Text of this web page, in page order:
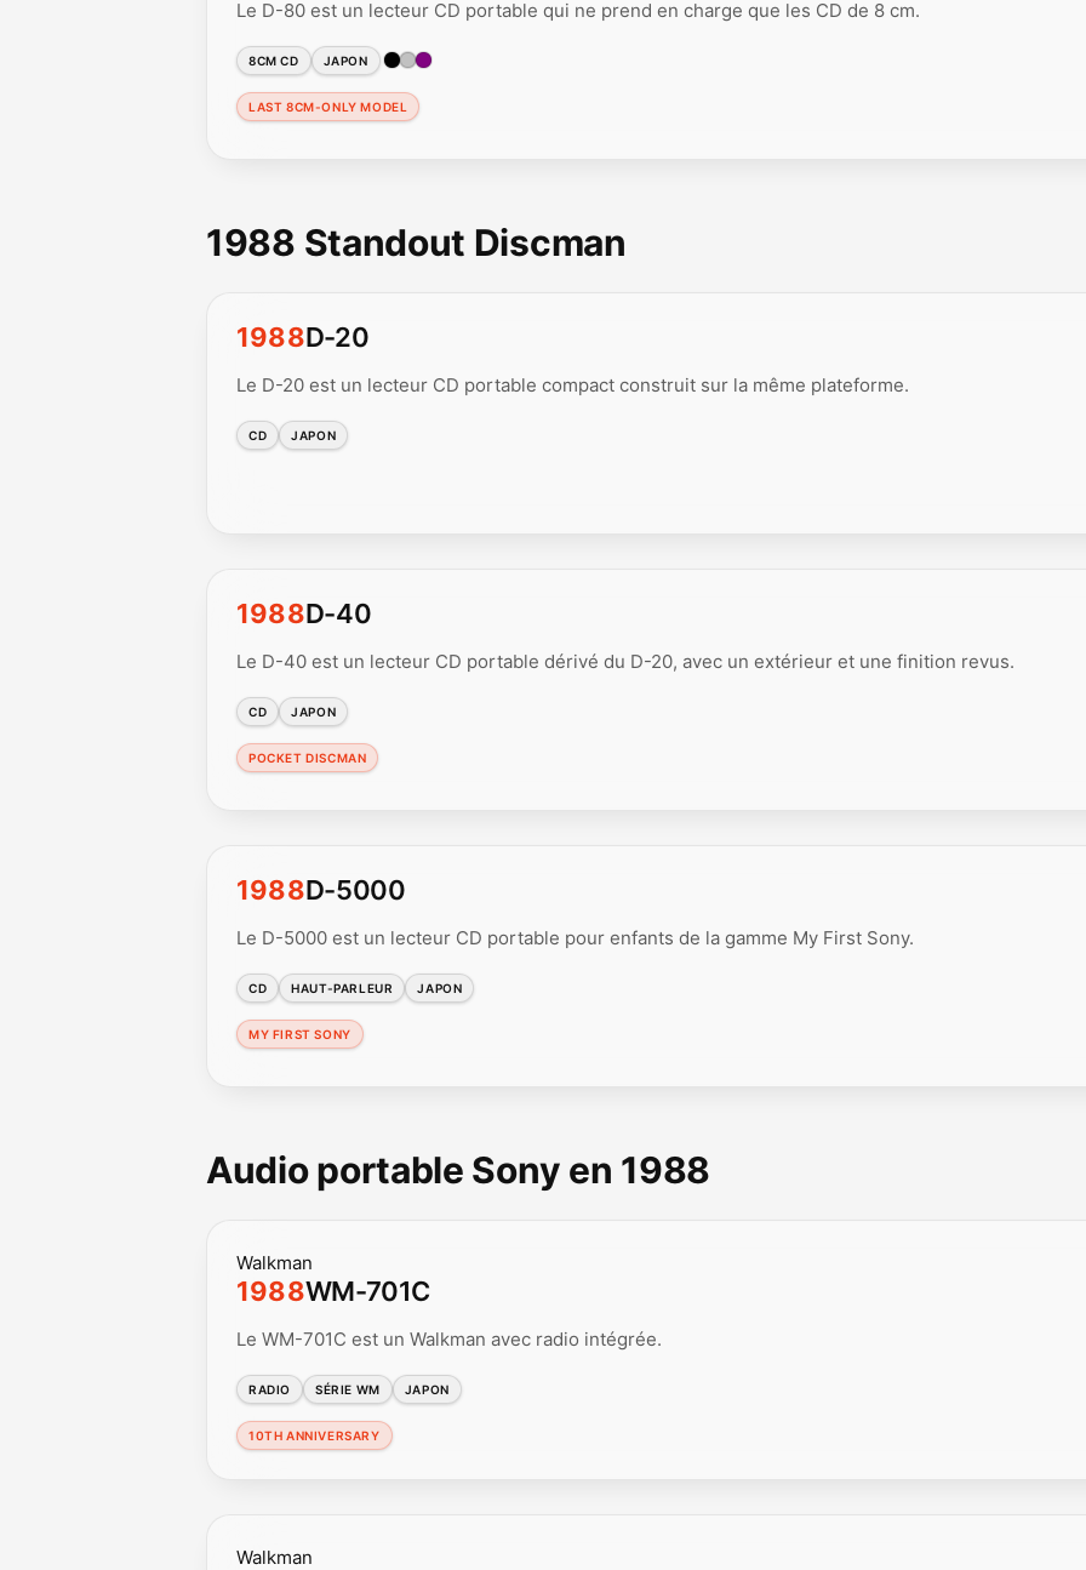
Le D-80 est un lecteur CD portable qui ne prend en charge que les CD de 8 cm.
8CM CD JAPON
LAST 8CM-ONLY MODEL
1988 Standout Discman
1988D-20
Le D-20 est un lecteur CD portable compact construit sur la même plateforme.
CD JAPON
1988D-40
Le D-40 est un lecteur CD portable dérivé du D-20, avec un extérieur et une finition revus.
CD JAPON
POCKET DISCMAN
1988D-5000
Le D-5000 est un lecteur CD portable pour enfants de la gamme My First Sony.
CD HAUT-PARLEUR JAPON
MY FIRST SONY
Audio portable Sony en 1988
Walkman
1988WM-701C
Le WM-701C est un Walkman avec radio intégrée.
RADIO SÉRIE WM JAPON
10TH ANNIVERSARY
Walkman